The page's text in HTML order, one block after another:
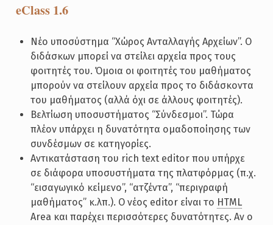
eClass 1.6
Νέο υποσύστημα “Χώρος Ανταλλαγής Αρχείων”. Ο
διδάσκων μπορεί να στείλει αρχεία προς τους
φοιτητές του. Όμοια οι φοιτητές του μαθήματος
μπορούν να στείλουν αρχεία προς το διδάσκοντα
του μαθήματος (αλλά όχι σε άλλους φοιτητές).
Βελτίωση υποσυστήματος “Σύνδεσμοι”. Τώρα
πλέον υπάρχει η δυνατότητα ομαδοποίησης των
συνδέσμων σε κατηγορίες.
Αντικατάσταση του rich text editor που υπήρχε
σε διάφορα υποσυστήματα της πλατφόρμας (π.χ.
“εισαγωγικό κείμενο”, “ατζέντα”, “περιγραφή
μαθήματος” κ.λπ.). Ο νέος editor είναι το HTML
Area και παρέχει περισσότερες δυνατότητες. Αν ο